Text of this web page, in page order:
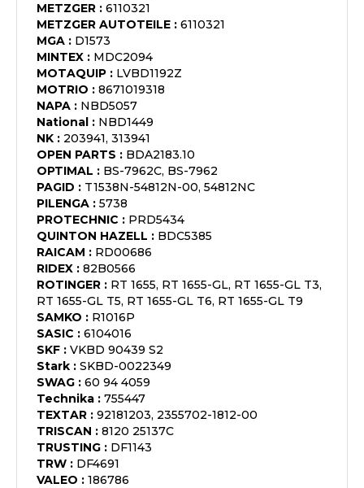
METZGER : 6110321
METZGER AUTOTEILE : 6110321
MGA : D1573
MINTEX : MDC2094
MOTAQUIP : LVBD1192Z
MOTRIO : 8671019318
NAPA : NBD5057
National : NBD1449
NK : 203941, 313941
OPEN PARTS : BDA2183.10
OPTIMAL : BS-7962C, BS-7962
PAGID : T1538N-54812N-00, 54812NC
PILENGA : 5738
PROTECHNIC : PRD5434
QUINTON HAZELL : BDC5385
RAICAM : RD00686
RIDEX : 82B0566
ROTINGER : RT 1655, RT 1655-GL, RT 1655-GL T3,
RT 1655-GL T5, RT 1655-GL T6, RT 1655-GL T9
SAMKO : R1016P
SASIC : 6104016
SKF : VKBD 90439 S2
Stark : SKBD-0022349
SWAG : 60 94 4059
Technika : 755447
TEXTAR : 92181203, 2355702-1812-00
TRISCAN : 8120 25137C
TRUSTING : DF1143
TRW : DF4691
VALEO : 186786